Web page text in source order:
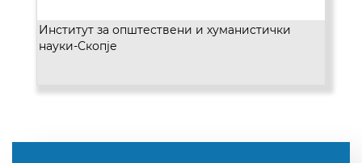
Институт за општествени и хуманистички
науки-Скопје